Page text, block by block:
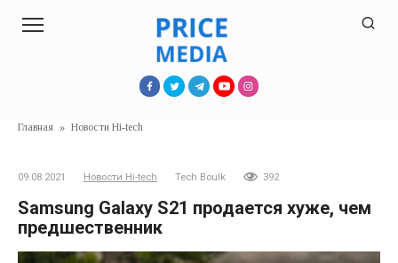
Главная » Новости Hi-tech
09.08.2021 Новости Hi-tech Tech Boulk 392
Samsung Galaxy S21 продается хуже, чем
предшественник